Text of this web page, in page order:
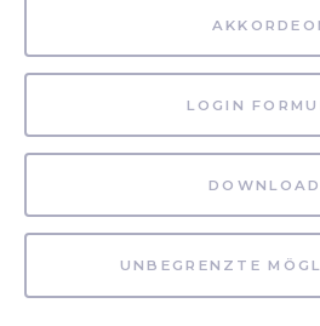
LOGIN
UNBEGRENZTE